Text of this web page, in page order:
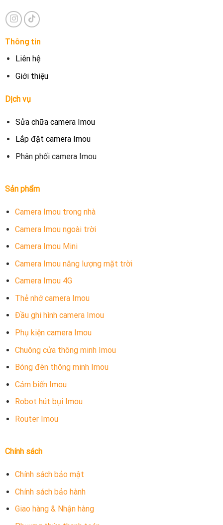
Thông tin
Liên hệ
Giới thiệu
Dịch vụ
Sửa chữa camera Imou
Lắp đặt camera Imou
Phân phối camera Imou
Sản phẩm
Camera Imou trong nhà
Camera Imou ngoài trời
Camera Imou Mini
Camera Imou năng lượng mặt trời
Camera Imou 4G
Thẻ nhớ camera Imou
Đầu ghi hình camera Imou
Phụ kiện camera Imou
Chuông cửa thông minh Imou
Bóng đèn thông minh Imou
Cảm biến Imou
Robot hút bụi Imou
Router Imou
Chính sách
Chính sách bảo mật
Chính sách bảo hành
Giao hàng & Nhận hàng